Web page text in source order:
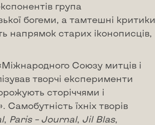
група
богеми, а тамтешні критики
напрямок старих іконописців,
Союзу митців і
творчі експерименти
сторіччями і
їхніх творів
, Paris– Journal, Jil Blas,